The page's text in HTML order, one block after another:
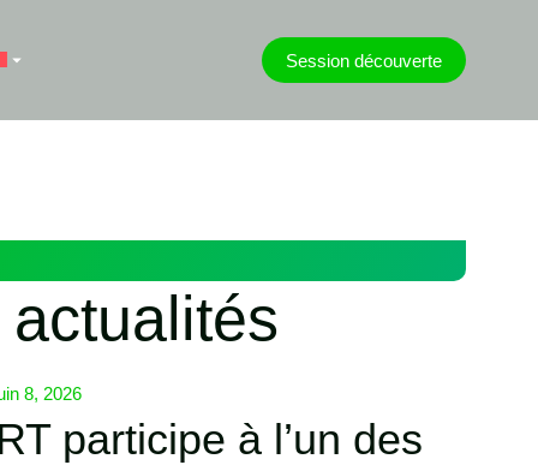
Session découverte
8, 2026
participe à l’un des